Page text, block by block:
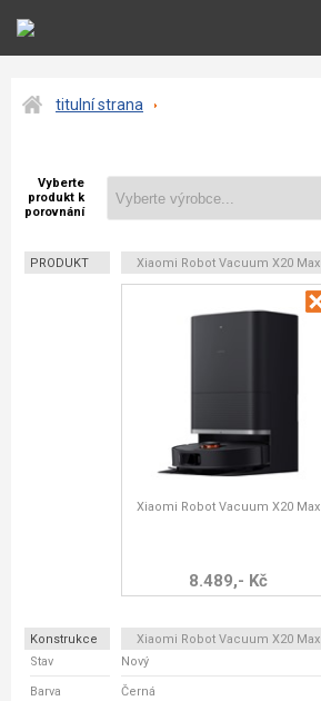
titulní strana
Vyberte
produkt k
porovnání
PRODUKT Xiaomi Robot Vacuum X20 Max
Xiaomi Robot Vacuum X20 Max
8.489,- Kč
Konstrukce Xiaomi Robot Vacuum X20 Max
Stav
Nový
Barva Černá